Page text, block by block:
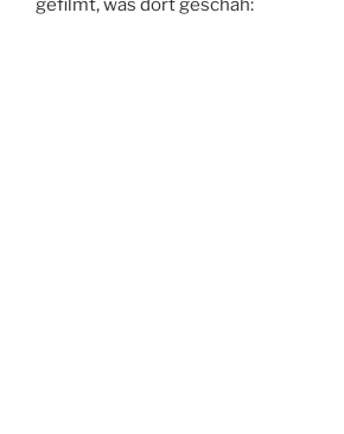
gefilmt, was dort geschah: